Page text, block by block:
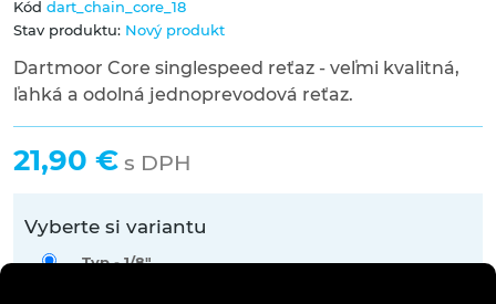
Kód dart_chain_core_18
Stav produktu: Nový produkt
Dartmoor Core singlespeed reťaz - veľmi kvalitná,
ľahká a odolná jednoprevodová reťaz.
21,90 € s DPH
Vyberte si variantu
Typ -1/8"